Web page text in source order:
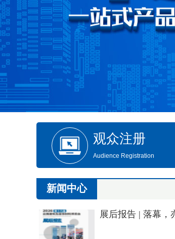
观众注册
Audience Registration
新闻中心
展后报告 | 落幕，